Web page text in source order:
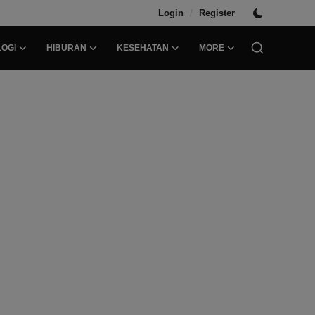
Login / Register
HIBURAN KESEHATAN MORE